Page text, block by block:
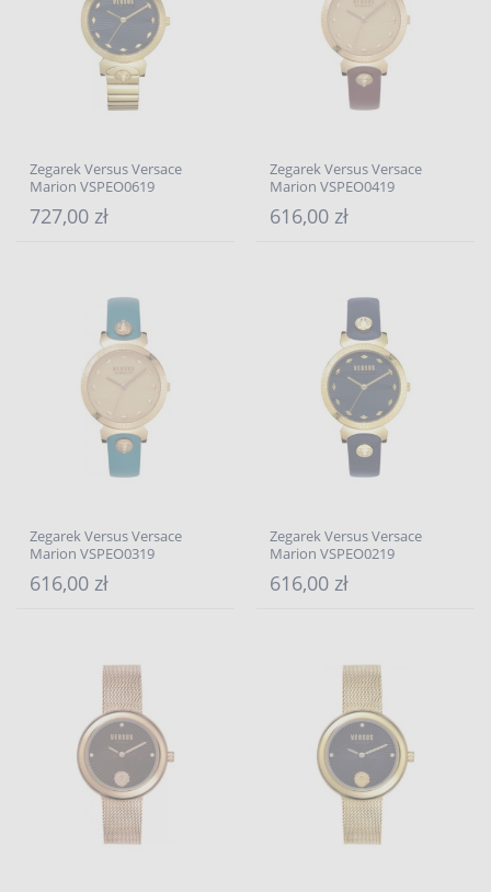
Zegarek Versus Versace
Marion VSPEO0619
727,00 zł
Zegarek Versus Versace
Marion VSPEO0419
616,00 zł
Zegarek Versus Versace
Marion VSPEO0319
616,00 zł
Zegarek Versus Versace
Marion VSPEO0219
616,00 zł